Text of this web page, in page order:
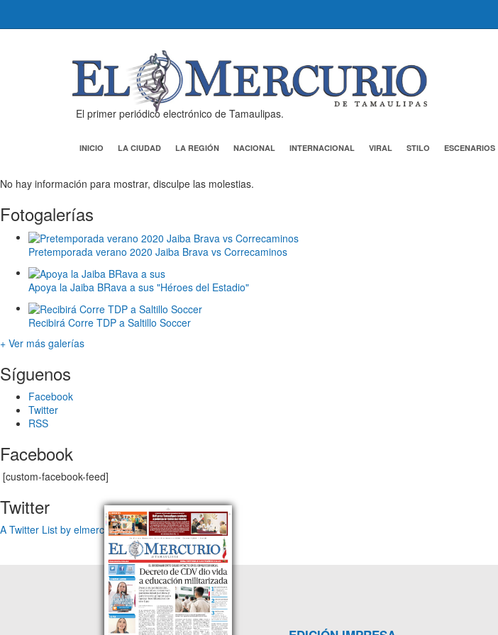
El primer periódico electrónico de Tamaulipas.
INICIO LA CIUDAD LA REGIÓN NACIONAL INTERNACIONAL VIRAL STILO ESCENARIOS
No hay información para mostrar, disculpe las molestias.
Fotogalerías
Pretemporada verano 2020 Jaiba Brava vs Correcaminos
Apoya la Jaiba BRava a sus "Héroes del Estadio"
Recibirá Corre TDP a Saltillo Soccer
+ Ver más galerías
Síguenos
Facebook
Twitter
RSS
Facebook
[custom-facebook-feed]
Twitter
A Twitter List by elmercuriotam